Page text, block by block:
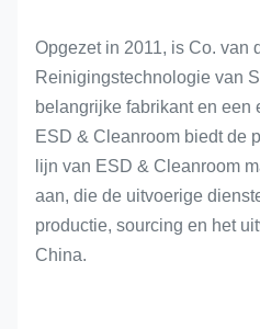
Opgezet in 2011, is Co. van
Reinigingstechnologie van
belangrijke fabrikant en een
ESD & Cleanroom biedt de
lijn van ESD & Cleanroom
aan, die de uitvoerige
productie, sourcing en het
China.